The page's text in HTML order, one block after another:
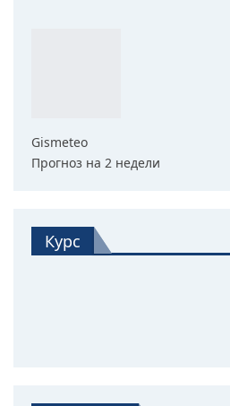
Gismeteo
Прогноз на 2 недели
Курс